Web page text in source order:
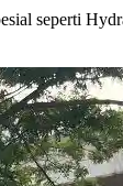
seperti